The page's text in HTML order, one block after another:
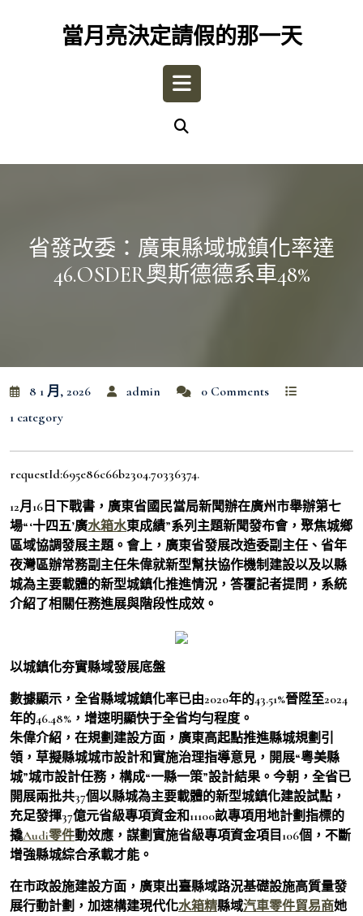
當月亮決定請假的那一天
Open
省發改委：廣東縣域城鎮化率達
46.OSDER奧斯德德系車48%
8 1 月, 2026 admin
0 Comments
1 category
requestId:695e86c66b2304.70336374.
12月16日下戰書，廣東省國民當局新聞辦在廣州市舉辦第七
場“‘十四五’廣水箱水東成績”系列主題新聞發布會，聚焦城鄉
區域協調發展主題。會上，廣東省發展改造委副主任、省年
夜灣區辦常務副主任朱偉就新型幫扶協作機制建設以及以縣
城為主要載體的新型城鎮化推進情況，答覆記者提問，系統
介紹了相關任務進展與階段性成效。
以城鎮化夯實縣域發展底盤
數據顯示，全省縣域城鎮化率已由2020年的43.51%晉陞至2024
年的46.48%，增速明顯快于全省均勻程度。
朱偉介紹，在規劃建設方面，廣東高起點推進縣城規劃引
領，草擬縣城城市設計和實施治理指導意見，開展“粵美縣
城”城市設計任務，構成“一縣一策”設計結果。今朝，全省已
開展兩批共37個以縣城為主要載體的新型城鎮化建設試點，
充足發揮37億元省級專項資金和11100畝專項用地計劃指標的
撬Audi零件動效應，謀劃實施省級專項資金項目106個，不斷
增強縣城綜合承載才能。
在市政設施建設方面，廣東出臺縣域路況基礎設施高質量發
展行動計劃，加速構建現代化水箱精縣域汽車零件貿易商她